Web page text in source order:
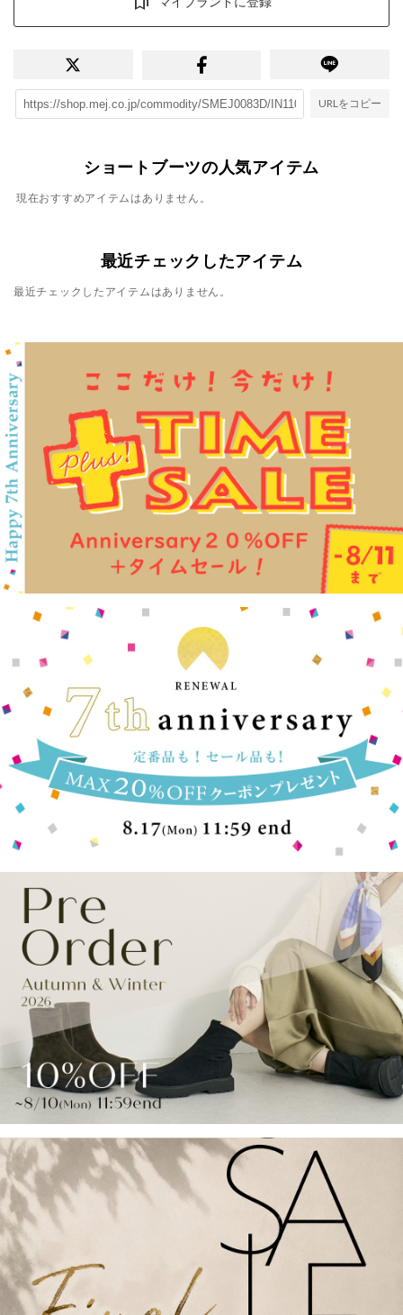
URLをコピー
ショートブーツの人気アイテム
現在おすすめアイテムはありません。
最近チェックしたアイテム
最近チェックしたアイテムはありません。